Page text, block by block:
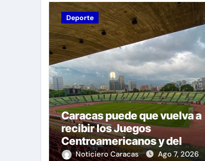
Deporte
Caracas puede que vuelva a
recibir los Juegos
Centroamericanos y del
Caribe tras mas de 70 años
Noticiero Caracas Ago 7, 2026